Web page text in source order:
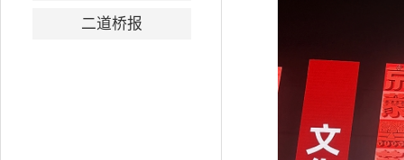
二道桥报